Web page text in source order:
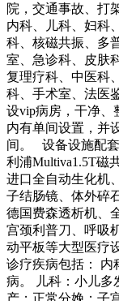
院，交通事故、打
内科、儿科、妇科
科、核磁共振、多
室、急诊科、皮肤
复理疗科、中医科
科、手术室、法医
设vip病房，干净、
内有单间设置，并
间。 设备设施配
利浦Multiva1.5T磁
进口全自动生化机
子结肠镜、体外碎
德国费森透析机、
宫颈利普刀、呼吸
动平板等大型医
诊疗疾病包括： 内
病。 儿科：小儿多
产；正常分娩；子